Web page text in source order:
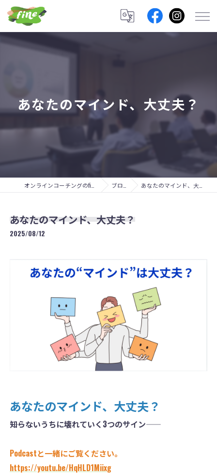
あなたのマインド、大丈夫？
ブログ あなたのマインド、大丈夫？
あなたのマインド、大丈夫？
2025/08/12
あなたのマインド、大丈夫？
――知らないうちに壊れていく3つのサイン――
Podcastと一緒にご覧ください。
https://youtu.be/HqHLD1Miixg